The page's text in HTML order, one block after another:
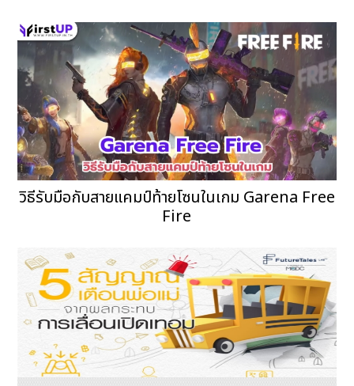
วิธีรับมือกับสายแคมป์ท้ายโซนในเกม Garena Free
Fire